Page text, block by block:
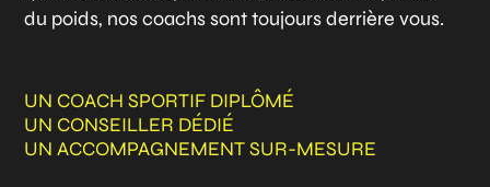
du poids, nos coachs sont toujours derrière vous.
UN COACH SPORTIF DIPLÔMÉ
UN CONSEILLER DÉDIÉ
UN ACCOMPAGNEMENT SUR-MESURE